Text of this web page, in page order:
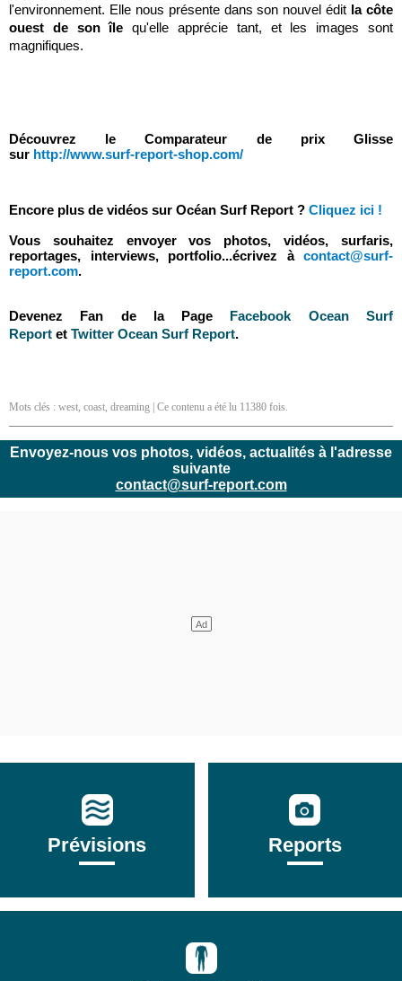
l'environnement. Elle nous présente dans son nouvel édit la côte
ouest de son île qu'elle apprécie tant, et les images sont
magnifiques.
Découvrez le Comparateur de prix Glisse
sur http://www.surf-report-shop.com/
Encore plus de vidéos sur Océan Surf Report ? Cliquez ici !
Vous souhaitez envoyer vos photos, vidéos, surfaris,
reportages, interviews, portfolio...écrivez à
contact@surf-
report.com.
Devenez Fan de la Page Facebook Ocean Surf
Report et Twitter Ocean Surf Report.
Mots clés : west, coast, dreaming | Ce contenu a été lu 11380 fois.
Envoyez-nous vos photos, vidéos, actualités à l'adresse
suivante
contact@surf-report.com
Prévisions Reports